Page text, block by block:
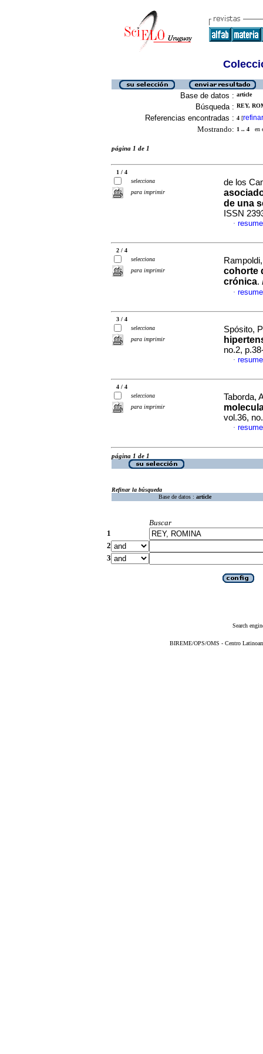
Base de datos : article
Búsqueda : REY,
Referencias encontradas : 4 [refinar
Mostrando: 1 .. 4 en
página 1 de 1
1 / 4
selecciona
para imprimir
de los
de una
ISSN
·
2 / 4
selecciona
para imprimir
cohorte
crónica.
·
3 / 4
selecciona
para imprimir
Spósito,
no.2,
·
4 / 4
selecciona
para imprimir
Taborda,
vol.36,
·
página 1 de 1
Refinar la búsqueda
Base de datos : article
Buscar
1
2
3
Search
BIREME/OPS/OMS - Centro